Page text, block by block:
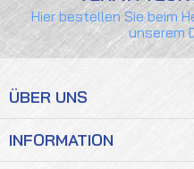
Hier bestellen Sie beim
unserem
ÜBER UNS
INFORMATION